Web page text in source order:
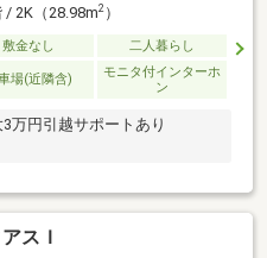
/ 2K（28.98m2）
敷金なし 二人暮らし
場(近隣含)
モニタ付インターホ
ン
万円引越サポートあり
スＩ